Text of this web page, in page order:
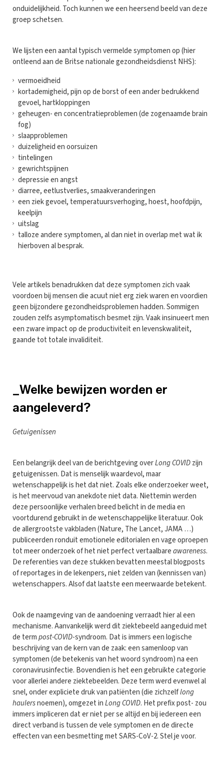
onduidelijkheid. Toch kunnen we een heersend beeld van deze
groep schetsen.
We lijsten een aantal typisch vermelde symptomen op (hier
ontleend aan de Britse nationale gezondheidsdienst NHS):
vermoeidheid
kortademigheid, pijn op de borst of een ander bedrukkend
gevoel, hartkloppingen
geheugen- en concentratieproblemen (de zogenaamde brain
fog)
slaapproblemen
duizeligheid en oorsuizen
tintelingen
gewrichtspijnen
depressie en angst
diarree, eetlustverlies, smaakveranderingen
een ziek gevoel, temperatuursverhoging, hoest, hoofdpijn,
keelpijn
uitslag
talloze andere symptomen, al dan niet in overlap met wat ik
hierboven al besprak.
Vele artikels benadrukken dat deze symptomen zich vaak
voordoen bij mensen die acuut niet erg ziek waren en voordien
geen bijzondere gezondheidsproblemen hadden. Sommigen
zouden zelfs asymptomatisch besmet zijn. Vaak insinueert men
een zware impact op de productiviteit en levenskwaliteit,
gaande tot totale invaliditeit.
_Welke bewijzen worden er
aangeleverd?
Getuigenissen
Een belangrijk deel van de berichtgeving overLong COVIDzijn
getuigenissen. Dat is menselijk waardevol, maar
wetenschappelijk is het dat niet. Zoals elke onderzoeker weet,
is het meervoud van anekdote niet data. Niettemin werden
deze persoonlijke verhalen breed belicht in de media en
voortdurend gebruikt in de wetenschappelijke literatuur. Ook
de allergrootste vakbladen (Nature, The Lancet, JAMA …)
publiceerden ronduit emotionele editorialen en vage oproepen
tot meer onderzoek of het niet perfect vertaalbareawareness.
De referenties van deze stukken bevatten meestal blogposts
of reportages in de lekenpers, niet zelden van (kennissen van)
wetenschappers. Alsof dat laatste een meerwaarde betekent.
Ook de naamgeving van de aandoening verraadt hier al een
mechanisme. Aanvankelijk werd dit ziektebeeld aangeduid met
de termpost-COVID-syndroom. Dat is immers een logische
beschrijving van de kern van de zaak: een samenloop van
symptomen (de betekenis van het woord syndroom) na een
coronavirusinfectie. Bovendien is het een gebruikte categorie
voor allerlei andere ziektebeelden. Deze term werd evenwel al
snel, onder expliciete druk van patiënten (die zichzelflong
haulersnoemen), omgezet inLong COVID. Het prefix post- zou
immers impliceren dat er niet per se altijd en bij iedereen een
direct verband is tussen de vele symptomen en de directe
effecten van een besmetting met SARS-CoV-2. Stel je voor.